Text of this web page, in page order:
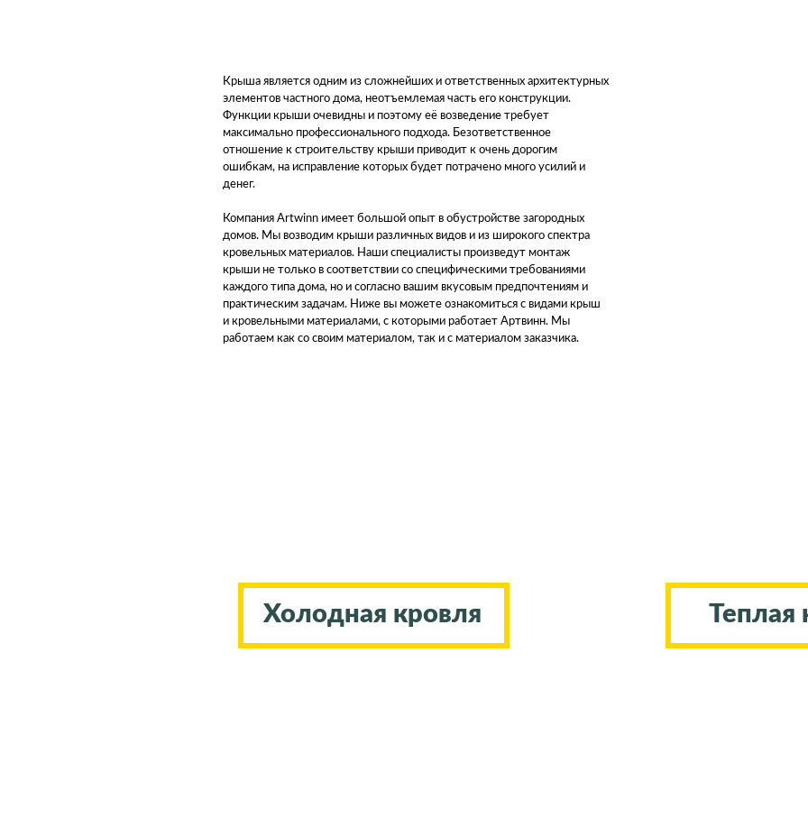
Крыша является одним из сложнейших и ответственных архитектурных
элементов частного дома, неотъемлемая часть его конструкции.
Функции крыши очевидны и поэтому её возведение требует
максимально профессионального подхода. Безответственное
отношение к строительству крыши приводит к очень дорогим
ошибкам, на исправление которых будет потрачено много усилий и
денег.
Компания Artwinn имеет большой опыт в обустройстве загородных
домов. Мы возводим крыши различных видов и из широкого спектра
кровельных материалов. Наши специалисты произведут монтаж
крыши не только в соответствии со специфическими требованиями
каждого типа дома, но и согласно вашим вкусовым предпочтениям и
практическим задачам. Ниже вы можете ознакомиться с видами крыш
и кровельными материалами, с которыми работает Артвинн. Мы
работаем как со своим материалом, так и с материалом заказчика.
Теплая
Холодная кровля